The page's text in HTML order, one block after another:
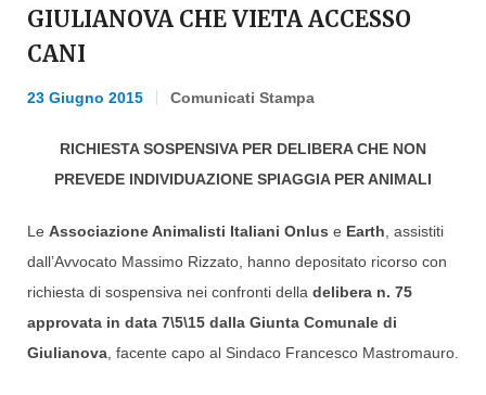
GIULIANOVA CHE VIETA ACCESSO
CANI
23 Giugno 2015 Comunicati Stampa
RICHIESTA SOSPENSIVA PER DELIBERA CHE NON
PREVEDE INDIVIDUAZIONE SPIAGGIA PER ANIMALI
Le Associazione Animalisti Italiani Onlus e Earth , assistiti
dall’Avvocato Massimo Rizzato, hanno depositato ricorso con
richiesta di sospensiva nei confronti della delibera n. 75
approvata in data 7\5\15 dalla Giunta Comunale di
Giulianova , facente capo al Sindaco Francesco Mastromauro.